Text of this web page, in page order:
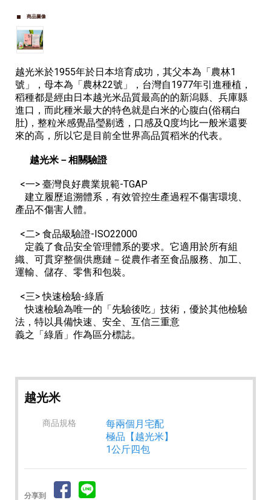
商品圖像
越光米於1955年於日本培育成功，其父本為「農林1
號」，母本為「農林22號」，台灣自1977年引進種植，
稻種都是經由日本越光米品質最高的的新潟縣、兵庫縣
進口，而此種米最大的特色就是白米的心腹白(俗稱白
肚)，整粒米感覺晶瑩剔透，口感及Q度均比一般米還要
來的高，所以它是目前全世界高品質稻米的代表。
越光米－相關驗證
<一> 臺灣良好農業規範-TGAP
建立履歷追溯體系，有效管控生產過程不傷害環境、
產品不傷害人體。
<二> 食品級驗證-ISO22000
定義了食品安全管理體系的要求。它適用於所有組
織、可貫穿整個供應鏈－從農作者至食品服務、加工、
運輸、儲存、零售和包裝。
<三> 快速檢驗-綠盾
快速檢驗為唯一的「先驗後吃」技術，優於其他檢驗
法，特以具備快速、安全、互信三重意
義之「綠盾」作為區分標誌。
越光米
商品規格
每兩個月宅配
極品【越光米】
1公斤四包
分享到